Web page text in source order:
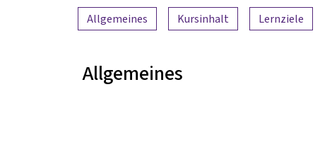
Inhaltsübersicht
Allgemeines Kursinhalt Lernziele
Allgemeines